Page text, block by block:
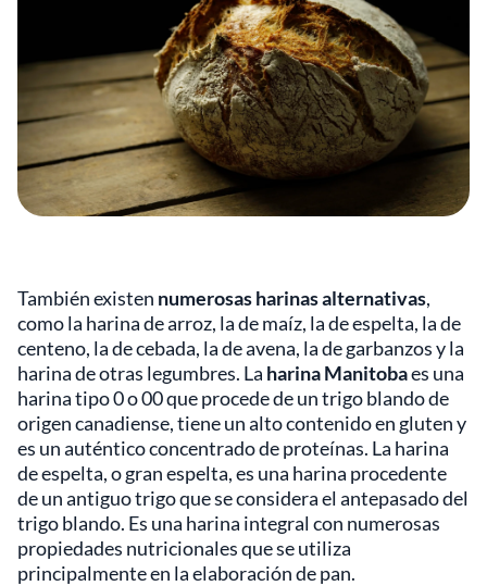
También existen numerosas harinas alternativas,
como la harina de arroz, la de maíz, la de espelta, la de
centeno, la de cebada, la de avena, la de garbanzos y la
harina de otras legumbres. La harina Manitobaes una
harina tipo 0 o 00 que procede de un trigo blando de
origen canadiense, tiene un alto contenido en gluten y
es un auténtico concentrado de proteínas. La harina
de espelta, o gran espelta, es una harina procedente
de un antiguo trigo que se considera el antepasado del
trigo blando. Es una harina integral con numerosas
propiedades nutricionales que se utiliza
principalmente en la elaboración de pan.